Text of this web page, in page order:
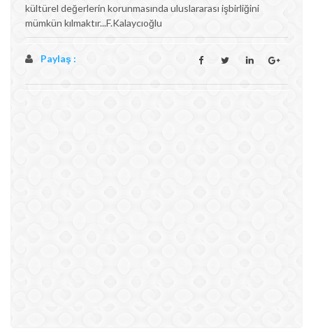
kültürel değerlerin korunmasında uluslararası işbirliğini
mümkün kılmaktır...F.Kalaycıoğlu
Paylaş :